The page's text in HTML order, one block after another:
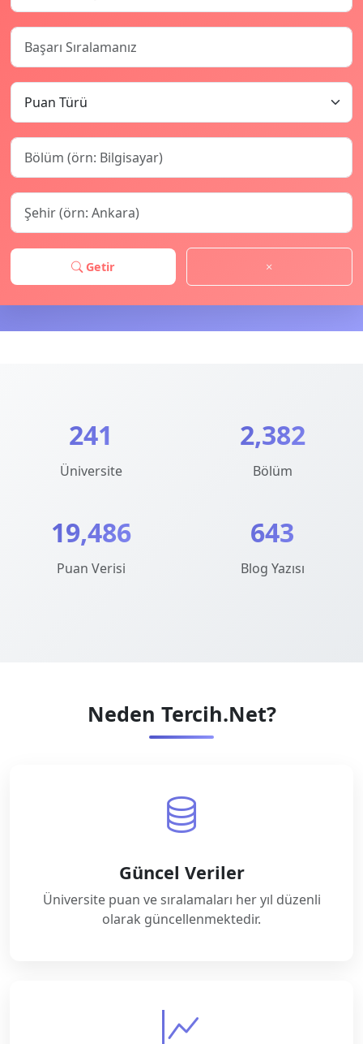
Getir
241
Üniversite
2,382
Bölüm
19,486
Puan Verisi
643
Blog Yazısı
Neden Tercih.Net?
Güncel Veriler
Üniversite puan ve sıralamaları her yıl düzenli
olarak güncellenmektedir.